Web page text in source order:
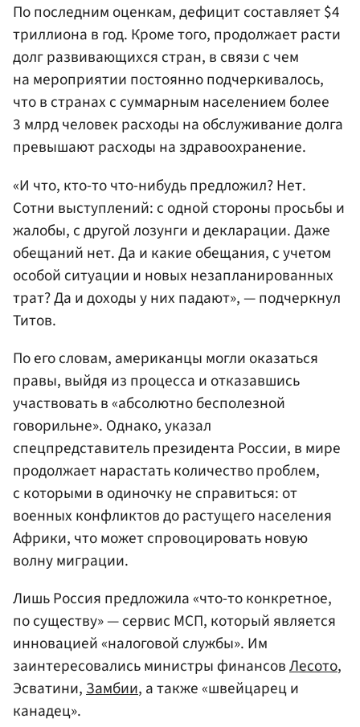
По последним оценкам, дефицит составляет $4
триллиона в год. Кроме того, продолжает расти
долг развивающихся стран, в связи с чем
на мероприятии постоянно подчеркивалось,
что в странах с суммарным населением более
3 млрд человек расходы на обслуживание долга
превышают расходы на здравоохранение.
«И что, кто-то что-нибудь предложил? Нет.
Сотни выступлений: с одной стороны просьбы и
жалобы, с другой лозунги и декларации. Даже
обещаний нет. Да и какие обещания, с учетом
особой ситуации и новых незапланированных
трат? Да и доходы у них падают», — подчеркнул
Титов.
По его словам, американцы могли оказаться
правы, выйдя из процесса и отказавшись
участвовать в «абсолютно бесполезной
говорильне». Однако, указал
спецпредставитель президента России, в мире
продолжает нарастать количество проблем,
с которыми в одиночку не справиться: от
военных конфликтов до растущего населения
Африки, что может спровоцировать новую
волну миграции.
Лишь Россия предложила «что-то конкретное,
по существу» — сервис МСП, который является
инновацией «налоговой службы». Им
заинтересовались министры финансовЛесото,
Эсватини,Замбии, а также «швейцарец и
канадец».